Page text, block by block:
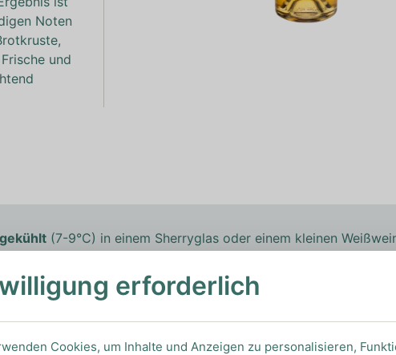
Noten
und
(7-9°C) in einem Sherryglas oder einem kleinen
intensiven Aromen optimal zu entfalten. Er ist ein perfekter
zu Marcona-Mandeln, Oliven, luftgetrocknetem Schinken
Austern, oder auch zu Sushi. Ein wahrer Höhepunkt für
erforderlich
Cookies, um Inhalte und Anzeigen zu personalisieren,